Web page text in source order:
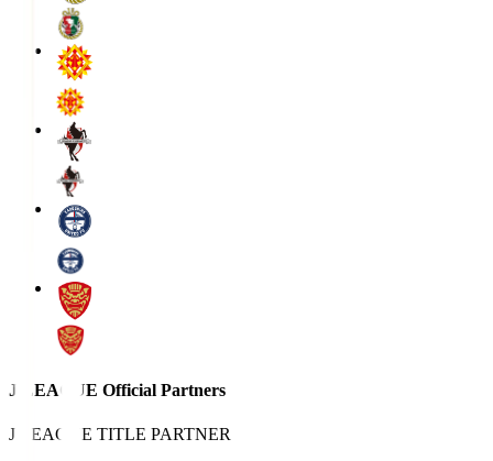
J.LEAGUE Official Partners
J.LEAGUE TITLE PARTNER